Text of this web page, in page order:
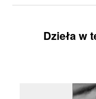
Dzieła w